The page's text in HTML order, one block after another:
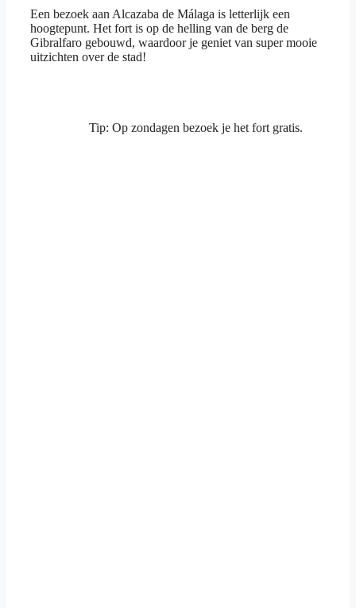
Een bezoek aan Alcazaba de Málaga is letterlijk een
hoogtepunt. Het fort is op de helling van de berg de
Gibralfaro gebouwd, waardoor je geniet van super mooie
uitzichten over de stad!
Tip: Op zondagen bezoek je het fort gratis.